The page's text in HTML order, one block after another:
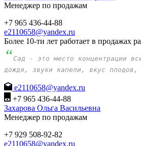
Менеджер по продажам
+7 965 436-44-88
e2110658@yandex.ru
Более 10-ти лет работает в продажах
“ Сад - это место концентрации
дождя, звуки капели, вкус
e2110658@yandex.ru
+7 965 436-44-88
Захарова Ольга Васильевна
Менеджер по продажам
+7 929 508-92-82
e2110658@yandex.ru